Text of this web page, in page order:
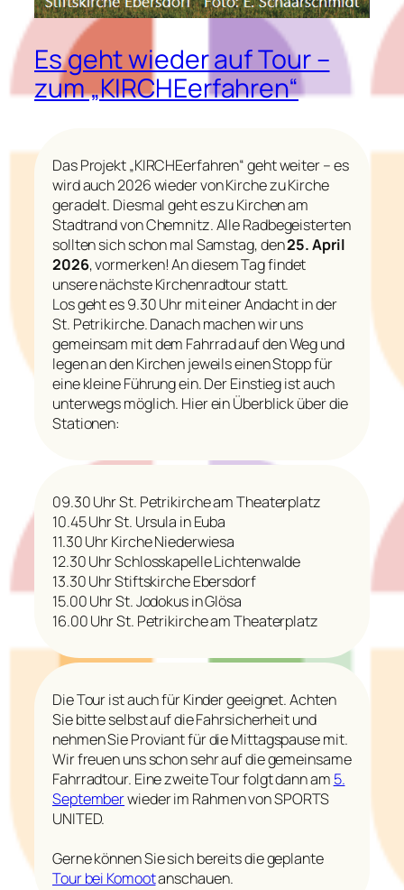
Es geht wieder auf Tour –
zum „KIRCHEerfahren“
Das Projekt „KIRCHEerfahren“ geht weiter – es
wird auch 2026 wieder von Kirche zu Kirche
geradelt. Diesmal geht es zu Kirchen am
Stadtrand von Chemnitz. Alle Radbegeisterten
sollten sich schon mal Samstag, den25. April
2026, vormerken! An diesem Tag findet
unsere nächste Kirchenradtour statt.
Los geht es 9.30 Uhr mit einer Andacht in der
St. Petrikirche. Danach machen wir uns
gemeinsam mit dem Fahrrad auf den Weg und
legen an den Kirchen jeweils einen Stopp für
eine kleine Führung ein. Der Einstieg ist auch
unterwegs möglich. Hier ein Überblick über die
Stationen:
09.30 Uhr St. Petrikirche am Theaterplatz
10.45 Uhr St. Ursula in Euba
11.30 Uhr Kirche Niederwiesa
12.30 Uhr Schlosskapelle Lichtenwalde
13.30 Uhr Stiftskirche Ebersdorf
15.00 Uhr St. Jodokus in Glösa
16.00 Uhr St. Petrikirche am Theaterplatz
Die Tour ist auch für Kinder geeignet. Achten
Sie bitte selbst auf die Fahrsicherheit und
nehmen Sie Proviant für die Mittagspause mit.
Wir freuen uns schon sehr auf die gemeinsame
Fahrradtour. Eine zweite Tour folgt dann am 5.
Septemberwieder im Rahmen von SPORTS
UNITED.
Gerne können Sie sich bereits die geplante
Tour bei Komootanschauen.